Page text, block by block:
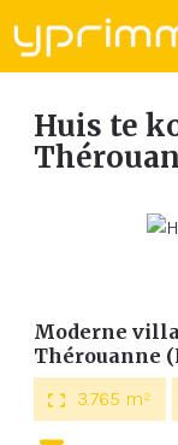
Huis te
Moderne villa
Thérouanne
3.765 m²